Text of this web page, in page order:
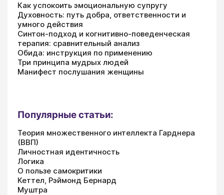
Как успокоить эмоциональную супругу
Духовность: путь добра, ответственности и
умного действия
Синтон-подход и когнитивно-поведенческая
терапия: сравнительный анализ
Обида: инструкция по применению
Три принципа мудрых людей
Манифест послушания женщины
Популярные статьи:
Теория множественного интеллекта Гарднера
(ВВП)
Личностная идентичность
Логика
О пользе самокритики
Кеттел, Рэймонд Бернард
Муштра